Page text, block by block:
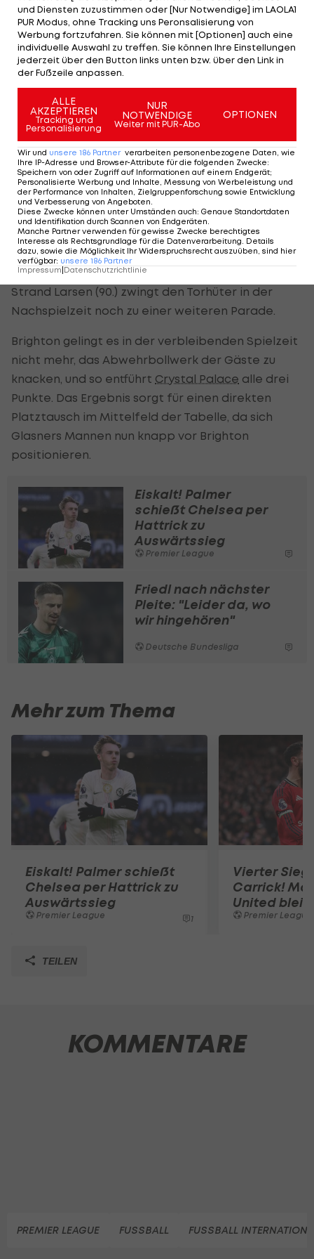
wenig Kapital schlägt.
Glasners Goldgriff entscheidet
Zu Beginn des zweiten Durchgangs beweistOliver
Glasnerein glückliches Händchen mit der
Einwechslung von Evann Guessand. Dieser Joker
sticht sofort und bereitet den Führungstreffer vor,
als Ismaila Sarr den Ball im Netz unterbringt (61.).
Brighton versucht in der Folge den Druck zu
erhöhen, doch ein Abschluss von Charalampos
Kostoulas (65.) findet nicht den Weg ins Ziel, da der
Schlussmann pariert. Trotz der Bemühungen der
Hausherren bleibt Palace gefährlich: Jorgen
Strand Larsen (90.) zwingt den Torhüter in der
Nachspielzeit noch zu einer weiteren Parade.
Brighton gelingt es in der verbleibenden Spielzeit
nicht mehr, das Abwehrbollwerk der Gäste zu
knacken, und so entführt Crystal Palace alle drei
Punkte. Das Ergebnis sorgt für einen direkten
Platztausch im Mittelfeld der Tabelle, da sich
Glasners Mannen nun knapp vor Brighton
positionieren.
Eiskalt! Palmer
schießt Chelsea per
Hattrick zu
Auswärtssieg
Premier League
Friedl nach nächster
Pleite: "Leider da, wo
wir hingehören"
Deutsche Bundesliga
Mehr zum Thema
Eiskalt! Palmer schießt
Chelsea per Hattrick zu
Auswärtssieg
Premier League 1
Vierter Sieg
Carrick!
United
Premier League
TEILEN
KOMMENTARE
PREMIER LEAGUE FUSSBALL FUSSBALL
und Diensten zuzustimmen oder [Nur Notwendige] im LAOLA1
PUR Modus, ohne Tracking uns Peronsalisierung von
Werbung fortzufahren. Sie können mit [Optionen] auch eine
individuelle Auswahl zu treffen. Sie können Ihre Einstellungen
jederzeit über den Button links unten bzw. über den Link in
der Fußzeile anpassen.
ALLE
AKZEPTIEREN
Tracking und
Personalisierung
NUR
NOTWENDIGE
Weiter mit PUR-Abo
OPTIONEN
Wir und unsere 186 Partner verarbeiten personenbezogene Daten, wie
Ihre IP-Adresse und Browser-Attribute für die folgenden Zwecke:
Speichern von oder Zugriff auf Informationen auf einem Endgerät;
Personalisierte Werbung und Inhalte, Messung von Werbeleistung und
der Performance von Inhalten, Zielgruppenforschung sowie Entwicklung
und Verbesserung von Angeboten.
Diese Zwecke können unter Umständen auch: Genaue Standortdaten
und Identifikation durch Scannen von Endgeräten.
Manche Partner verwenden für gewisse Zwecke berechtigtes
Interesse als Rechtsgrundlage für die Datenverarbeitung. Details
dazu, sowie die Möglichkeit Ihr Widerspruchsrecht auszuüben, sind hier
verfügbar: unsere 186 Partner
Impressum Datenschutzrichtlinie